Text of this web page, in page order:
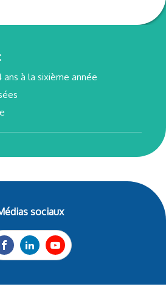
à la sixième année
sociaux
LinkedInYouTube